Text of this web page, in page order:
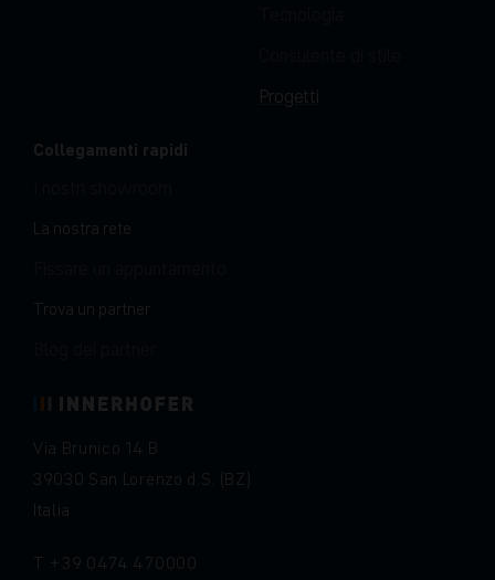
Via Brunico 14 B
39030 San Lorenzo d.S. (BZ)
Italia
T +39 0474 470000
Progetti
Collegamenti rapidi
La nostra rete
Trova un partner